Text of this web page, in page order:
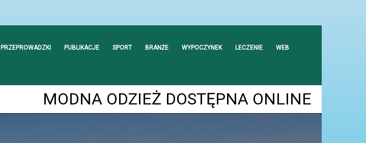
PRZEPROWADZKI PUBLIKACJE SPORT BRANŻE WYPOCZYNEK LECZENIE WEB
MODNA ODZIEŻ DOSTĘPNA ONLINE